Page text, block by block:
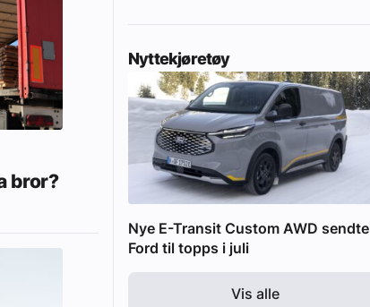
bror?
Nyttekjøretøy
Nye E-Transit Custom AWD sendte
Ford til topps i juli
Vis alle